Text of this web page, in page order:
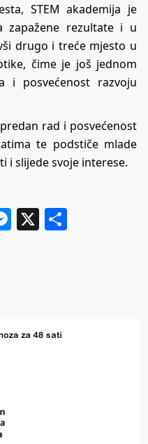
STEM akademija je
zapažene rezultate i u
drugo i treće mjesto u
čime je još jednom
i posvećenost razvoju
rad i posvećenost
te podstiče mlade
i slijede svoje interese.
Messenger
X